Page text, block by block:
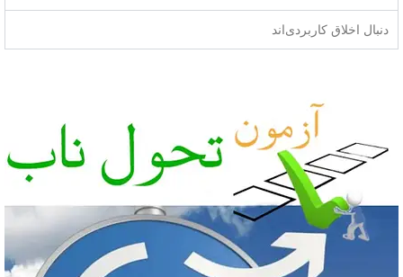
دنبال اخلاق کاربردی‌اند